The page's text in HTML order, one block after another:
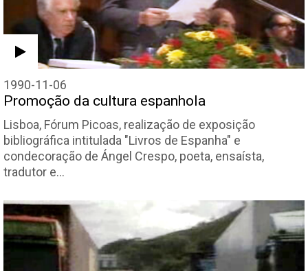
1990-11-06
Promoção da cultura espanhola
Lisboa, Fórum Picoas, realização de exposição
bibliográfica intitulada "Livros de Espanha" e
condecoração de Ángel Crespo, poeta, ensaísta,
tradutor e…